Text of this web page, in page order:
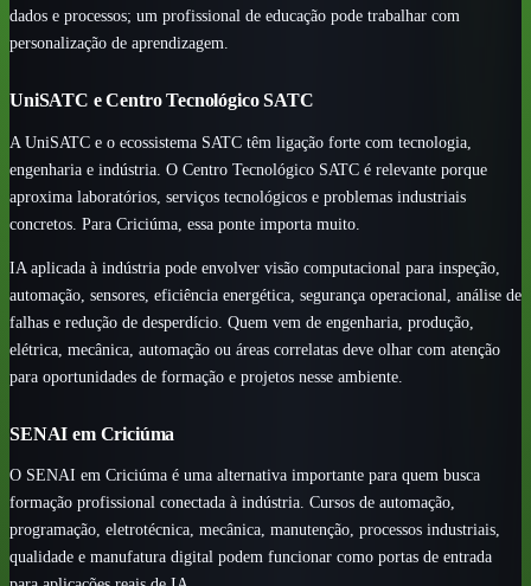
dados e processos; um profissional de educação pode trabalhar com
personalização de aprendizagem.
UniSATC e Centro Tecnológico SATC
A UniSATC e o ecossistema SATC têm ligação forte com tecnologia,
engenharia e indústria. O Centro Tecnológico SATC é relevante porque
aproxima laboratórios, serviços tecnológicos e problemas industriais
concretos. Para Criciúma, essa ponte importa muito.
IA aplicada à indústria pode envolver visão computacional para inspeção,
automação, sensores, eficiência energética, segurança operacional, análise de
falhas e redução de desperdício. Quem vem de engenharia, produção,
elétrica, mecânica, automação ou áreas correlatas deve olhar com atenção
para oportunidades de formação e projetos nesse ambiente.
SENAI em Criciúma
O SENAI em Criciúma é uma alternativa importante para quem busca
formação profissional conectada à indústria. Cursos de automação,
programação, eletrotécnica, mecânica, manutenção, processos industriais,
qualidade e manufatura digital podem funcionar como portas de entrada